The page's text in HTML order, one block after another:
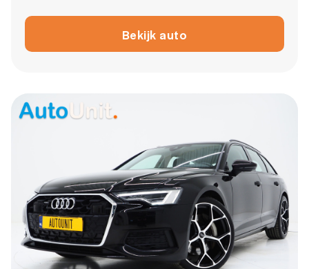
Bekijk auto